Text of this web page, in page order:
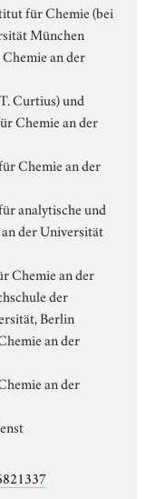
für Chemie (bei
München
an der
Curtius) und
Chemie an der
Chemie an der
analytische und
der Universität
Chemie an der
der
Berlin
an der
an der